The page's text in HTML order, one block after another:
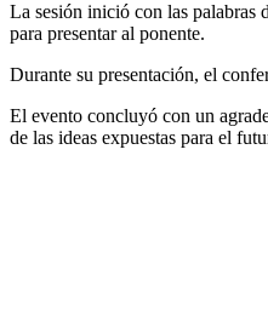
La sesión inició con las palabras
para presentar al ponente.
Durante su presentación, el
El evento concluyó con un
de las ideas expuestas para el